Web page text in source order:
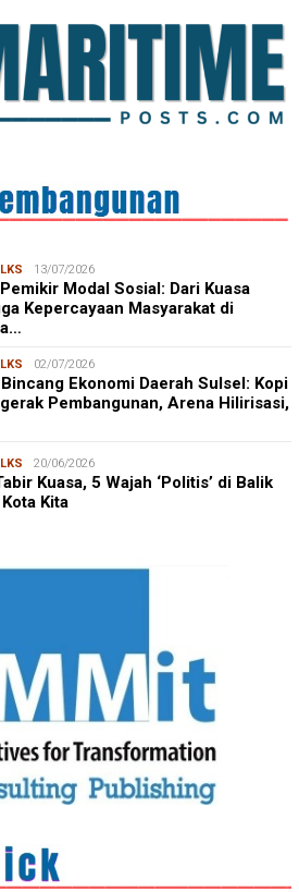
13/07/2026
Modal Sosial: Dari Kuasa
Kepercayaan Masyarakat di
02/07/2026
Ekonomi Daerah Sulsel: Kopi
Pembangunan, Arena Hilirisasi,
20/06/2026
Kuasa, 5 Wajah ‘Politis’ di Balik
Kita